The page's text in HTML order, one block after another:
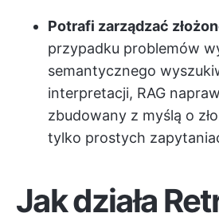
Potrafi zarządzać
przypadku problemów
semantycznego
interpretacji, RAG
zbudowany z myślą o
tylko prostych
Jak działa